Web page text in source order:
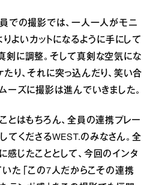
での撮影では、一人一人がモニ
りよいカットになるように手にして
剣に調整。そして真剣な空気にな
り、それに突っ込んだり、笑い合
ーズに撮影は進んでいきました。
とはもちろん、全員の連携プレー
てくださるWEST.のみなさん。全
じたこととして、今回のインタ
た「この7人だからこその連携